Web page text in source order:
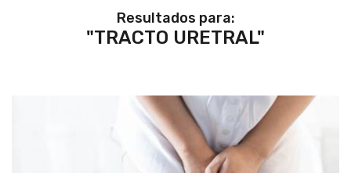
Resultados para:
"TRACTO URETRAL"